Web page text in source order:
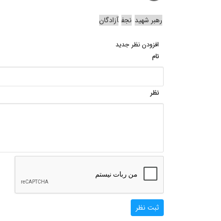
رهبر شهید نجف آزادگان
افزودن نظر جدید
نام
نظر
ثبت نظر